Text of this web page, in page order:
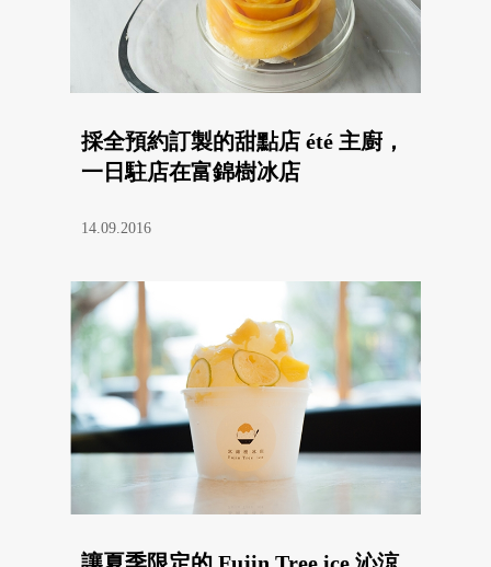
採全預約訂製的甜點店 été 主廚，
一日駐店在富錦樹冰店
14.09.2016